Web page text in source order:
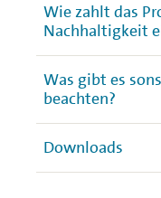
Wie zahlt das
Nachhaltigkeit
Was gibt es
beachten?
Downloads